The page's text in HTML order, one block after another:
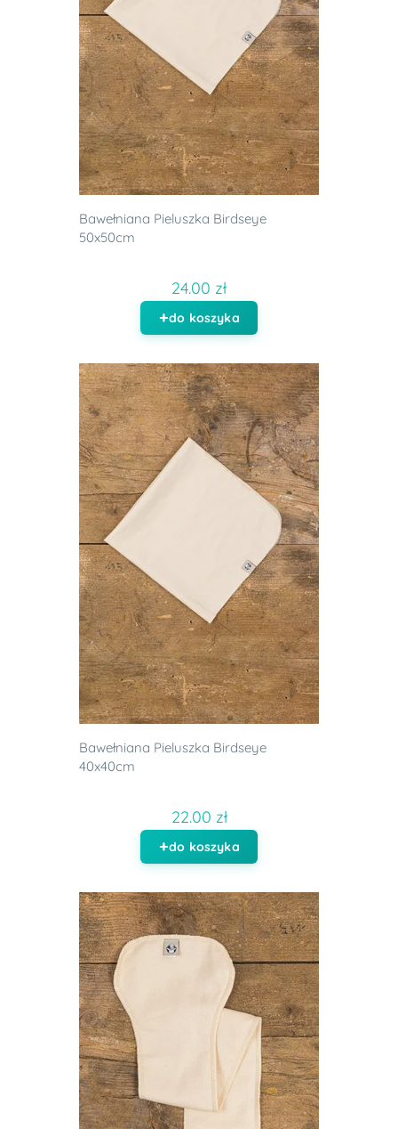
Bawełniana Pieluszka Birdseye
50x50cm
24.00 zł
do koszyka
Bawełniana Pieluszka Birdseye
40x40cm
22.00 zł
do koszyka